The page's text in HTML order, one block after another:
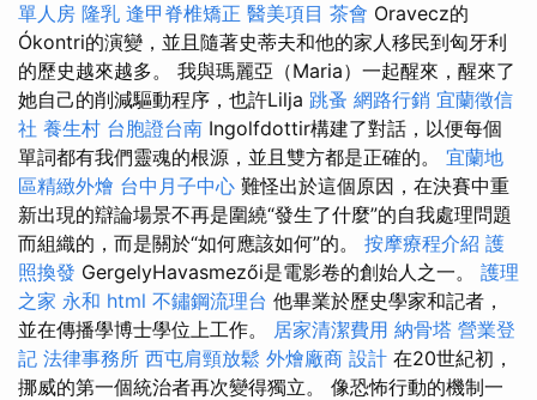
單人房 隆乳 逢甲脊椎矯正 醫美項目 茶會 Oravecz的
Ókontri的演變，並且隨著史蒂夫和他的家人移民到匈牙利
的歷史越來越多。 我與瑪麗亞（Maria）一起醒來，醒來了
她自己的削減驅動程序，也許Lilja 跳蚤 網路行銷 宜蘭徵信
社 養生村 台胞證台南 Ingolfdottir構建了對話，以便每個
單詞都有我們靈魂的根源，並且雙方都是正確的。 宜蘭地
區精緻外燴 台中月子中心 難怪出於這個原因，在決賽中重
新出現的辯論場景不再是圍繞“發生了什麼”的自我處理問題
而組織的，而是關於“如何應該如何”的。 按摩療程介紹 護
照換發 GergelyHavasmezői是電影卷的創始人之一。 護理
之家 永和 html 不鏽鋼流理台 他畢業於歷史學家和記者，
並在傳播學博士學位上工作。 居家清潔費用 納骨塔 營業登
記 法律事務所 西屯肩頸放鬆 外燴廠商 設計 在20世紀初，
挪威的第一個統治者再次變得獨立。 像恐怖行動的機制一